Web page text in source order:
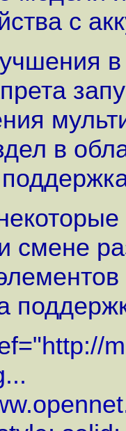
с
в
в
смене
http://